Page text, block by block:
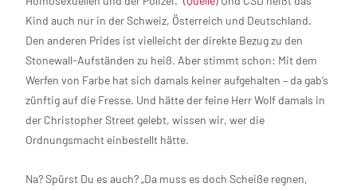
Kind auch nur in der Schweiz, Österreich und Deutschland.
Den anderen Prides ist vielleicht der direkte Bezug zu den
Stonewall-Aufständen zu heiß. Aber stimmt schon: Mit dem
Werfen von Farbe hat sich damals keiner aufgehalten – da gab’s
zünftig auf die Fresse. Und hätte der feine Herr Wolf damals in
der Christopher Street gelebt, wissen wir, wer die
Ordnungsmacht einbestellt hätte.
Na? Spürst Du es auch? „Da muss es doch Scheiße regnen,